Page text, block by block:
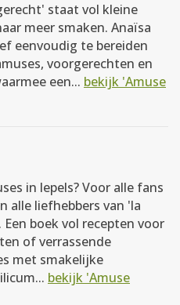
staat vol kleine
meer smaken. Anaïsa
eenvoudig te bereiden
voorgerechten en
een... bekijk 'Amuse
in lepels? Voor alle fans
alle liefhebbers van 'la
boek vol recepten voor
of verrassende
met smakelijke
bekijk 'Amuse